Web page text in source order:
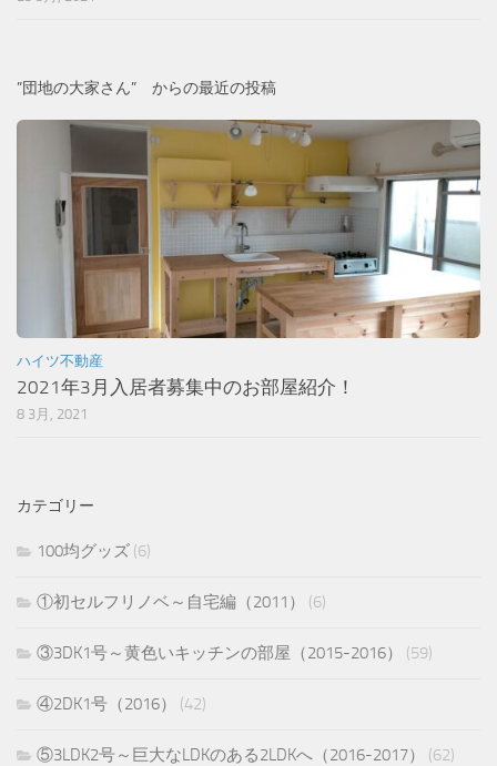
”団地の大家さん” からの最近の投稿
ハイツ不動産
2021年3月入居者募集中のお部屋紹介！
8 3月, 2021
カテゴリー
100均グッズ (6)
①初セルフリノベ～自宅編（2011） (6)
③3DK1号～黄色いキッチンの部屋（2015-2016） (59)
④2DK1号（2016） (42)
⑤3LDK2号～巨大なLDKのある2LDKへ（2016-2017） (62)